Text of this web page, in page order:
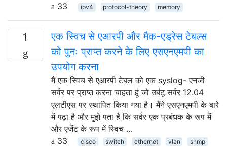
33
ipv4 protocol-theory memory
1
एक स्विच से एआरपी और मैक-एड्रेस टेबल्स
को पुनः प्राप्त करने के लिए एसएनएमपी का
उपयोग करना
मैं एक स्विच से एआरपी टेबल को एक syslog- एनजी
सर्वर पर प्राप्त करना चाहता हूं जो उबंटू सर्वर 12.04
एलटीएस पर स्थापित किया गया है। मैंने एसएनएमपी के बारे
में पढ़ा है और मुझे पता है कि सर्वर एक प्रबंधक के रूप में
और एजेंट के रूप में स्विच …
33
cisco switch ethernet vlan snmp